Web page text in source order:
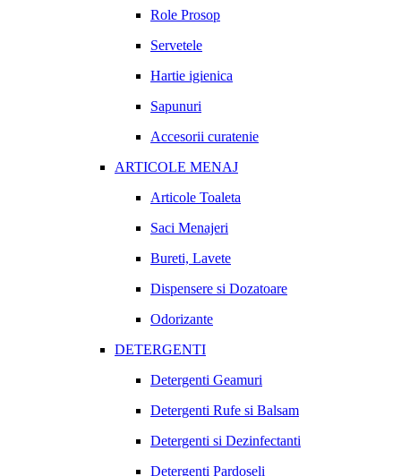
Role Prosop
Servetele
Hartie igienica
Sapunuri
Accesorii curatenie
ARTICOLE MENAJ
Articole Toaleta
Saci Menajeri
Bureti, Lavete
Dispensere si Dozatoare
Odorizante
DETERGENTI
Detergenti Geamuri
Detergenti Rufe si Balsam
Detergenti si Dezinfectanti
Detergenti Pardoseli